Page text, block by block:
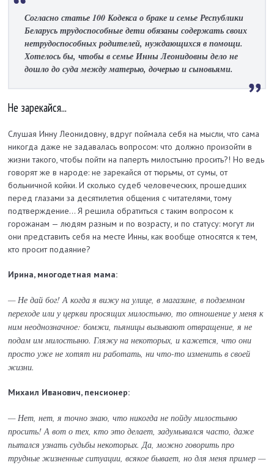
Согласно статье 100 Кодекса о браке и семье Республики
Беларусь трудоспособные дети обязаны содержать своих
нетрудоспособных родителей, нуждающихся в помощи.
Хотелось бы, чтобы в семье Инны Леонидовны дело не
дошло до суда между матерью, дочерью и сыновьями.
Не зарекайся...
Слушая Инну Леонидовну, вдруг поймала себя на мысли, что сама
никогда даже не задавалась вопросом: что должно произойти в
жизни такого, чтобы пойти на паперть милостыню просить?! Но ведь
говорят же в народе: не зарекайся от тюрьмы, от сумы, от
больничной койки. И сколько судеб человеческих, прошедших
перед глазами за десятилетия общения с читателями, тому
подтверждение... Я решила обратиться с таким вопросом к
горожанам — людям разным и по возрасту, и по статусу: могут ли
они представить себя на месте Инны, как вообще относятся к тем,
кто просит подаяние?
Ирина, многодетная мама:
— Не дай бог! А когда я вижу на улице, в магазине, в подземном
переходе или у церкви просящих милостыню, то отношение у меня к
ним неоднозначное: бомжи, пьяницы вызывают отвращение, я не
подам им милостыню. Гляжу на некоторых, и кажется, что они
просто уже не хотят ни работать, ни что-то изменить в своей
жизни.
Михаил Иванович, пенсионер:
— Нет, нет, я точно знаю, что никогда не пойду милостыню
просить! А вот о тех, кто это делает, задумывался часто, даже
пытался узнать судьбы некоторых. Да, можно говорить про
трудные жизненные ситуации, всякое бывает, но для меня пример —